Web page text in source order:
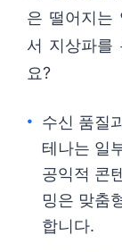
은 떨어지는
서 지상파를
요?
수신 품질
테나는 일
공익적 콘
밍은 맞춤
합니다.